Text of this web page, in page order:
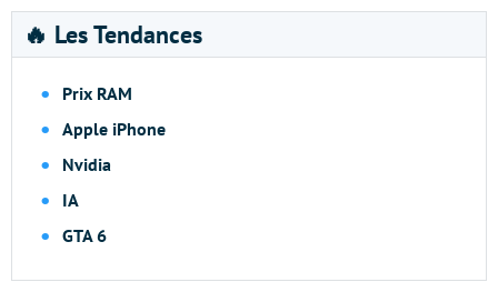
🔥 Les Tendances
Prix RAM
Apple iPhone
Nvidia
IA
GTA 6